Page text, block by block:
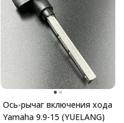
Ось-рычаг включения хода
Yamaha 9.9-15 (YUELANG)